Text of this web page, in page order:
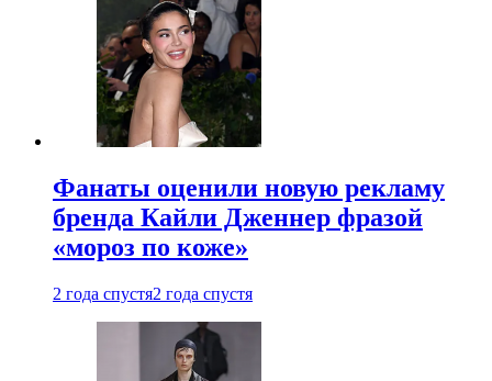
Фанаты оценили новую рекламу
бренда Кайли Дженнер фразой
«мороз по коже»
2 года спустя2 года спустя